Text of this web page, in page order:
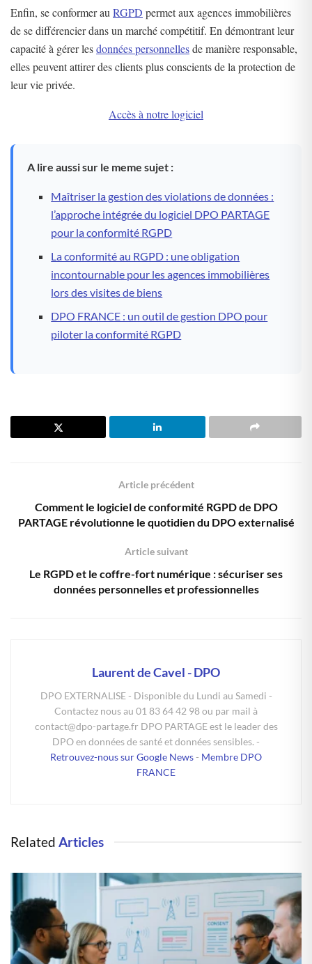
Enfin, se conformer au RGPD permet aux agences immobilières
de se différencier dans un marché compétitif. En démontrant leur
capacité à gérer lesdonnées personnellesde manière responsable,
elles peuvent attirer des clients plus conscients de la protection de
leur vie privée.
Accès à notre logiciel
A lire aussi sur le meme sujet :
Maîtriser la gestion des violations de données :
l’approche intégrée du logiciel DPO PARTAGE
pour la conformité RGPD
La conformité au RGPD : une obligation
incontournable pour les agences immobilières
lors des visites de biens
DPO FRANCE : un outil de gestion DPO pour
piloter la conformité RGPD
Article précédent
Comment le logiciel de conformité RGPD de DPO
PARTAGE révolutionne le quotidien du DPO externalisé
Article suivant
Le RGPD et le coffre-fort numérique : sécuriser ses
données personnelles et professionnelles
Laurent de Cavel - DPO
DPO EXTERNALISE - Disponible du Lundi au Samedi -
Contactez nous au 01 83 64 42 98 ou par mail à
contact@dpo-partage.fr DPO PARTAGE est le leader des
DPO en données de santé et données sensibles. -
Retrouvez-nous sur Google News- Membre DPO
FRANCE
Related Articles